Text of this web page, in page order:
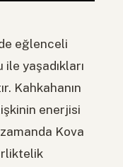
eğlenceli
yaşadıkları
Kahkahanın
enerjisi
Kova